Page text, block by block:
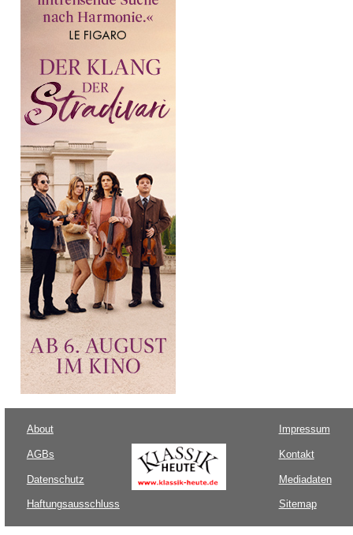
About
AGBs
Datenschutz
Haftungsausschluss
Impressum
Kontakt
Mediadaten
Sitemap